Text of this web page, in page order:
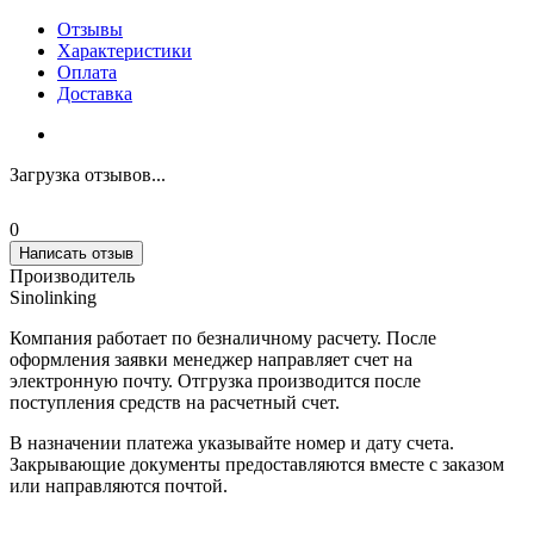
Отзывы
Характеристики
Оплата
Доставка
Загрузка отзывов...
0
Написать отзыв
Производитель
Sinolinking
Компания работает по безналичному расчету. После
оформления заявки менеджер направляет счет на
электронную почту. Отгрузка производится после
поступления средств на расчетный счет.
В назначении платежа указывайте номер и дату счета.
Закрывающие документы предоставляются вместе с заказом
или направляются почтой.